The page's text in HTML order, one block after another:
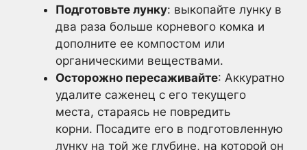
Подготовьте лунку: выкопайте лунку в
два раза больше корневого комка и
дополните ее компостом или
органическими веществами.
Осторожно пересаживайте: Аккуратно
удалите саженец с его текущего
места, стараясь не повредить
корни. Посадите его в подготовленную
лунку на той же глубине, на которой он